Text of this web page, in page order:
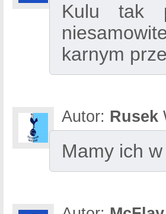
Kulu tak
karnym
Autor: Rusek
Mamy ich